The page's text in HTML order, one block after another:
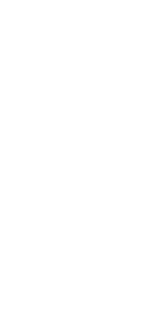
Reise? Oder wollt
gern
uns doch gern hier
Kommentare!